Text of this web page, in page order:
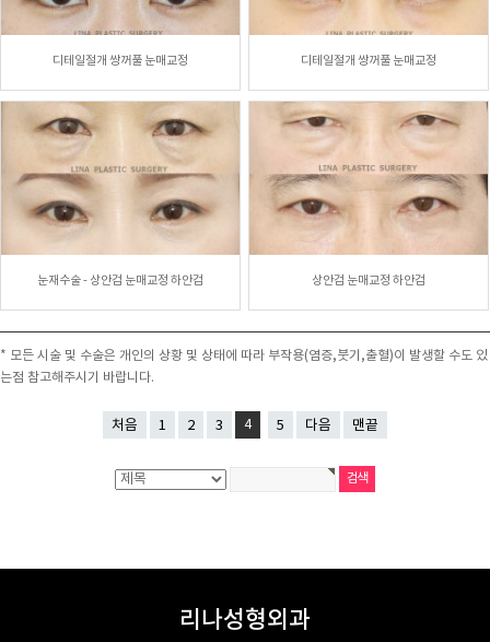
디테일절개 쌍꺼풀 눈매교정 디테일절개 쌍꺼풀 눈매교정
눈재수술 - 상안검 눈매교정 하안검 상안검 눈매교정 하안검
* 모든 시술 및 수술은 개인의 상황 및 상태에 따라 부작용(염증,붓기,출혈)이 발생할 수도 있
는점 참고해주시기 바랍니다.
처음 1 2 3 4 5 다음 맨끝
리나성형외과